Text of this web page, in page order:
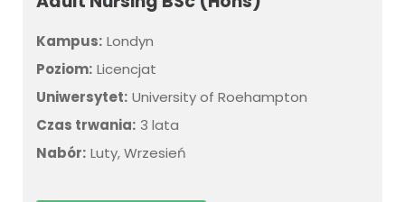
Kampus: Londyn
Poziom: Licencjat
Uniwersytet: University of Roehampton
Czas trwania: 3 lata
Nabór: Luty, Wrzesień